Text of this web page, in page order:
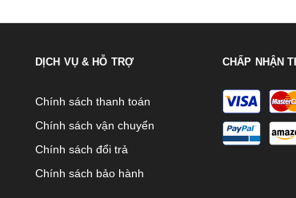
DỊCH VỤ & HỖ TRỢ
Chính sách thanh toán
Chính sách vận chuyển
Chính sách đổi trả
Chính sách bảo hành
CHẤP NHẬN